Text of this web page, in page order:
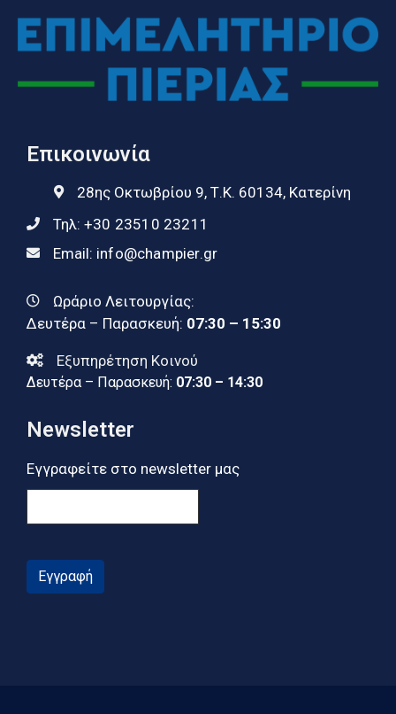
Επικοινωνία
28ης Οκτωβρίου 9, Τ.Κ. 60134, Κατερίνη
Τηλ: +30 23510 23211
Email: info@champier.gr
Ωράριο Λειτουργίας:
Δευτέρα – Παρασκευή: 07:30 – 15:30
Εξυπηρέτηση Κοινού
Δευτέρα – Παρασκευή: 07:30 – 14:30
Newsletter
Εγγραφείτε στο newsletter μας
Εγγραφή